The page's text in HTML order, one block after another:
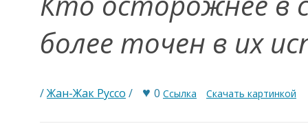
более точен в их
/Жан-Жак Руссо / ♥ 0 Ссылка Скачать картинкой